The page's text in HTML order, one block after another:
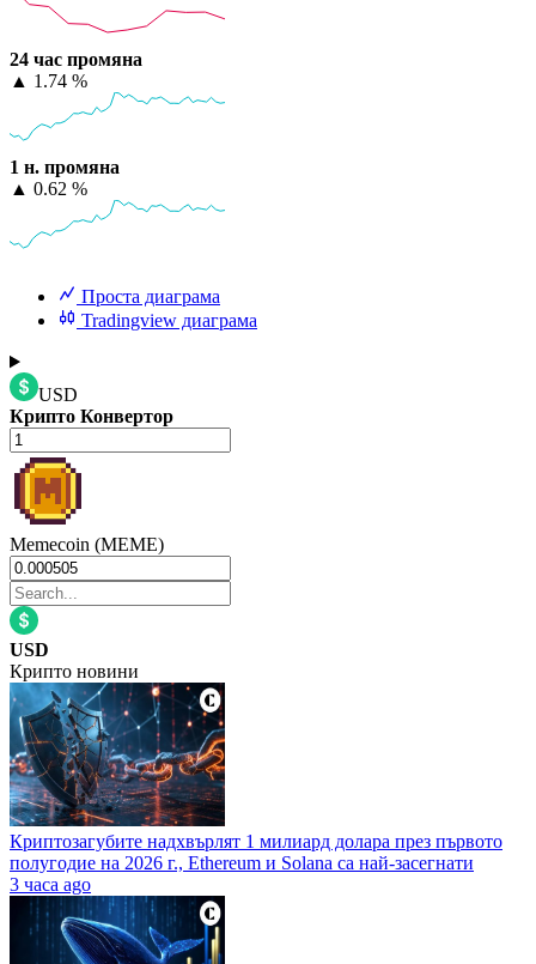
24 час промяна
▲ 1.74 %
1 н. промяна
▲ 0.62 %
Проста диаграма
Tradingview диаграма
USD
Крипто Конвертор
Memecoin (MEME)
USD
Крипто новини
Криптозагубите надхвърлят 1 милиард долара през първото
полугодие на 2026 г., Ethereum и Solana са най-засегнати
3 часа ago